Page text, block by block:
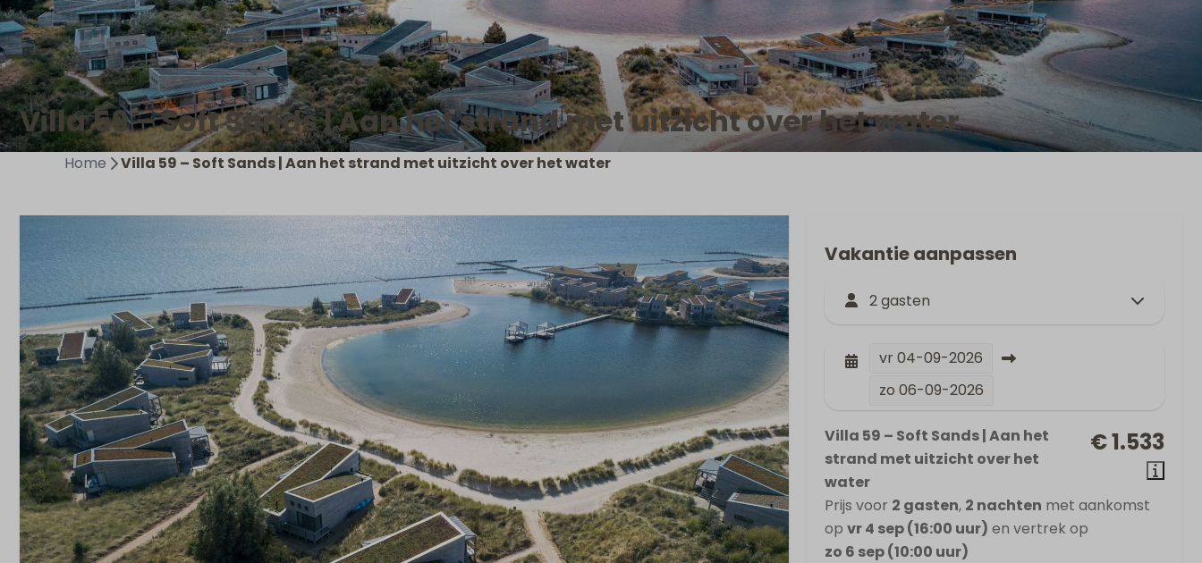
Villa 59 – Soft Sands | Aan het strand met uitzicht over het water
Home Villa 59 – Soft Sands | Aan het strand met uitzicht over het water
Vakantie aanpassen
2 gasten
vr 04-09-2026
zo 06-09-2026
€ 1.533
Villa 59 – Soft Sands | Aan het
strand met uitzicht over het
water
Prijs voor 2 gasten, 2 nachten met aankomst
op vr 4 sep (16:00 uur) en vertrek op
zo 6 sep (10:00 uur)